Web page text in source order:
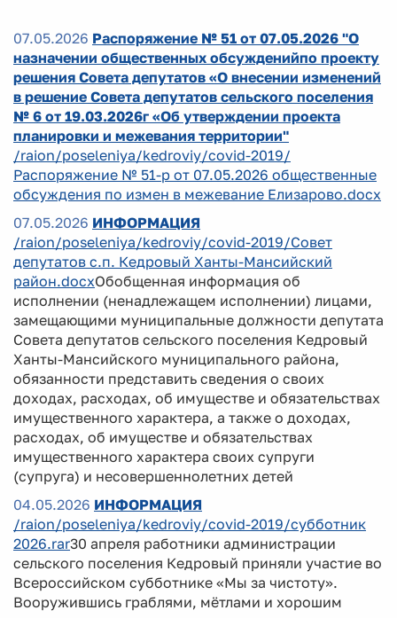
07.05.2026 Распоряжение № 51 от 07.05.2026 "О
назначении общественных обсужденийпо проекту
решения Совета депутатов «О внесении изменений
в решение Совета депутатов сельского поселения
№ 6 от 19.03.2026г «Об утверждении проекта
планировки и межевания территории"
/raion/poseleniya/kedroviy/covid-2019/
Распоряжение № 51-р от 07.05.2026 общественные
обсуждения по измен в межевание Елизарово.docx
07.05.2026 ИНФОРМАЦИЯ
/raion/poseleniya/kedroviy/covid-2019/Совет
депутатов с.п. Кедровый Ханты-Мансийский
район.docxОбобщенная информация об
исполнении (ненадлежащем исполнении) лицами,
замещающими муниципальные должности депутата
Совета депутатов сельского поселения Кедровый
Ханты-Мансийского муниципального района,
обязанности представить сведения о своих
доходах, расходах, об имуществе и обязательствах
имущественного характера, а также о доходах,
расходах, об имуществе и обязательствах
имущественного характера своих супруги
(супруга) и несовершеннолетних детей
04.05.2026 ИНФОРМАЦИЯ
/raion/poseleniya/kedroviy/covid-2019/субботник
2026.rar30 апреля работники администрации
сельского поселения Кедровый приняли участие во
Всероссийском субботнике «Мы за чистоту».
Вооружившись граблями, мётлами и хорошим